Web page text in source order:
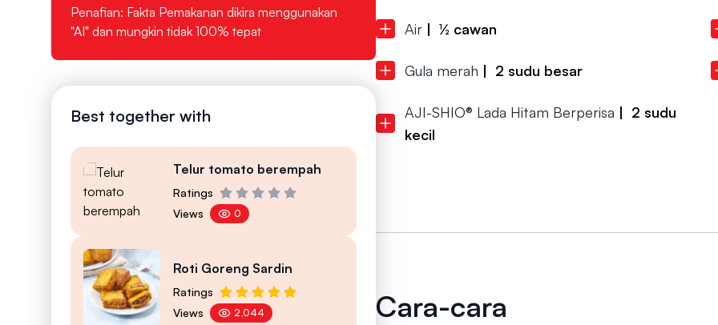
Penafian: Fakta Pemakanan dikira menggunakan
"AI" dan mungkin tidak 100% tepat
Best together with
Telur tomato berempah
Ratings
Views
0
Roti Goreng Sardin
Ratings
Views
2,044
Air | ½ cawan
Gula merah | 2 sudu besar
AJI-SHIO® Lada Hitam Berperisa | 2 sudu
kecil
Cara-cara